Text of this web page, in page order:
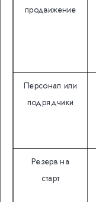
продвижение
Персонал или
подрядчики
Резерв на
старт